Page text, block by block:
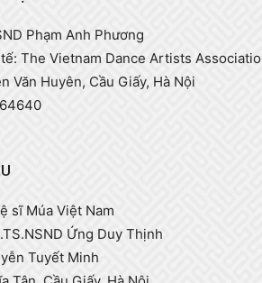
Phạm Anh Phương
The Vietnam Dance Artists
Văn Huyên, Cầu Giấy, Hà Nội
sĩ Múa Việt Nam
Ứng Duy Thịnh
Tuyết Minh